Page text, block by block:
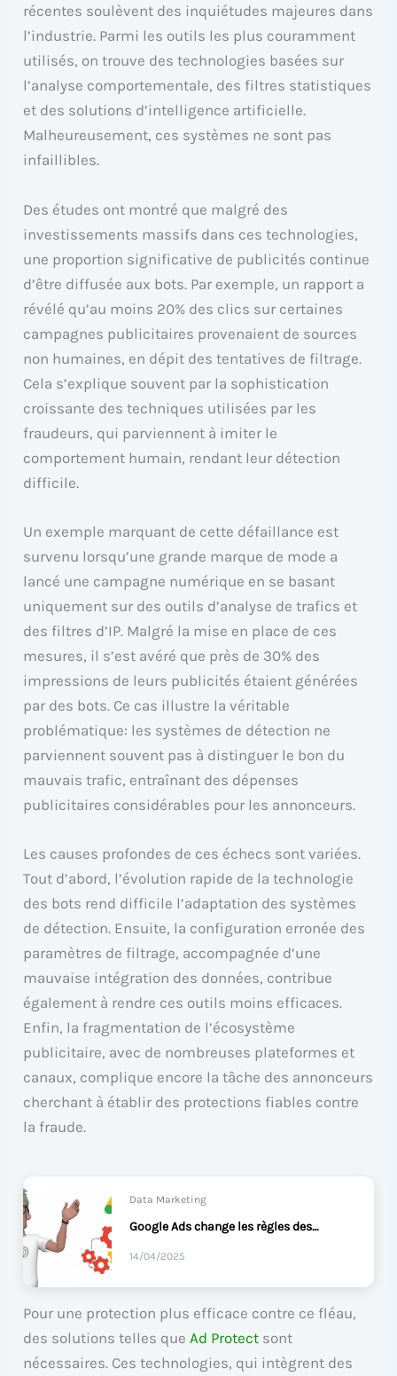
récentes soulèvent des inquiétudes majeures dans
l’industrie. Parmi les outils les plus couramment
utilisés, on trouve des technologies basées sur
l’analyse comportementale, des filtres statistiques
et des solutions d’intelligence artificielle.
Malheureusement, ces systèmes ne sont pas
infaillibles.
Des études ont montré que malgré des
investissements massifs dans ces technologies,
une proportion significative de publicités continue
d’être diffusée aux bots. Par exemple, un rapport a
révélé qu’au moins 20% des clics sur certaines
campagnes publicitaires provenaient de sources
non humaines, en dépit des tentatives de filtrage.
Cela s’explique souvent par la sophistication
croissante des techniques utilisées par les
fraudeurs, qui parviennent à imiter le
comportement humain, rendant leur détection
difficile.
Un exemple marquant de cette défaillance est
survenu lorsqu’une grande marque de mode a
lancé une campagne numérique en se basant
uniquement sur des outils d’analyse de trafics et
des filtres d’IP. Malgré la mise en place de ces
mesures, il s’est avéré que près de 30% des
impressions de leurs publicités étaient générées
par des bots. Ce cas illustre la véritable
problématique: les systèmes de détection ne
parviennent souvent pas à distinguer le bon du
mauvais trafic, entraînant des dépenses
publicitaires considérables pour les annonceurs.
Les causes profondes de ces échecs sont variées.
Tout d’abord, l’évolution rapide de la technologie
des bots rend difficile l’adaptation des systèmes
de détection. Ensuite, la configuration erronée des
paramètres de filtrage, accompagnée d’une
mauvaise intégration des données, contribue
également à rendre ces outils moins efficaces.
Enfin, la fragmentation de l’écosystème
publicitaire, avec de nombreuses plateformes et
canaux, complique encore la tâche des annonceurs
cherchant à établir des protections fiables contre
la fraude.
Data Marketing
Google Ads change les règles des enhanced conversions
14/04/2025
Pour une protection plus efficace contre ce fléau,
des solutions telles queAd Protect sont
nécessaires. Ces technologies, qui intègrent des